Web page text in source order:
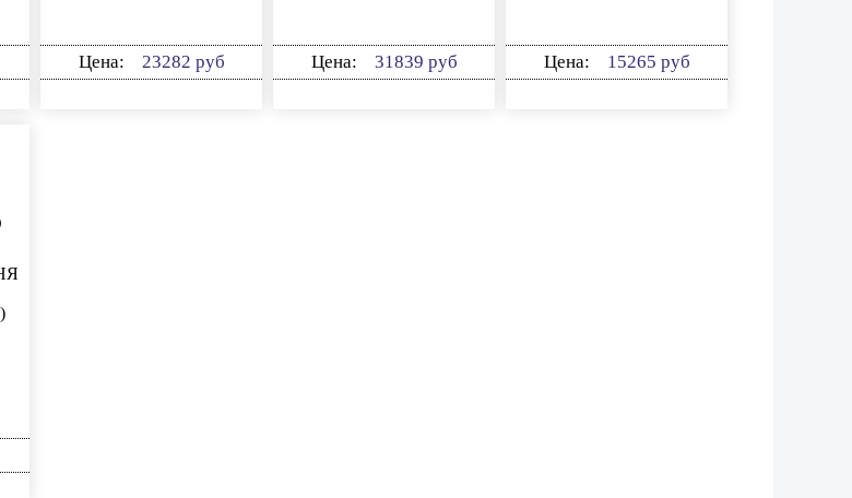
Цена: 23282 руб Цена: 31839 руб Цена: 15265 руб